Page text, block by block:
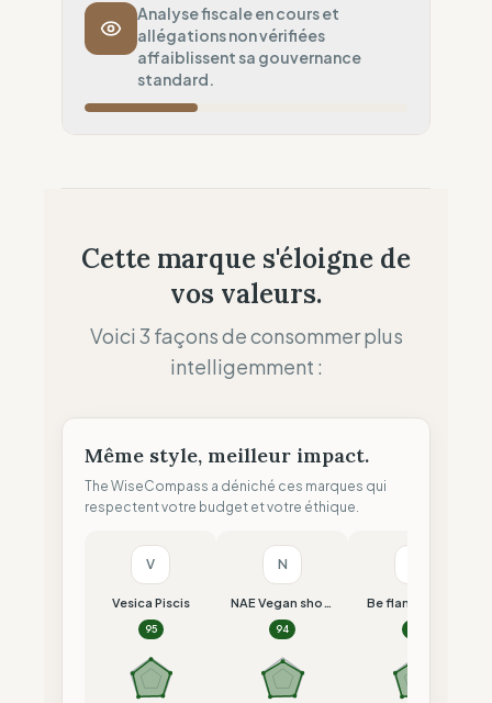
Politique de Transport
Risque de fret aérien
Ancrage Local
Présence physique (Réseau de boutiques)
Analyse fiscale en cours et
allégations non vérifiées
affaiblissent sa gouvernance
standard.
Standard (Réinvestissement interne)
Clarté des Allégations
vérifiées)
Cette marque s'éloigne de
vos valeurs.
Voici 3 façons de consommer plus
intelligemment :
Même style, meilleur impact.
The WiseCompass a déniché ces marques qui
respectent votre budget et votre éthique.
V
Vesica Piscis
95
N
NAE Vegan shoes
94
Be flamboyant